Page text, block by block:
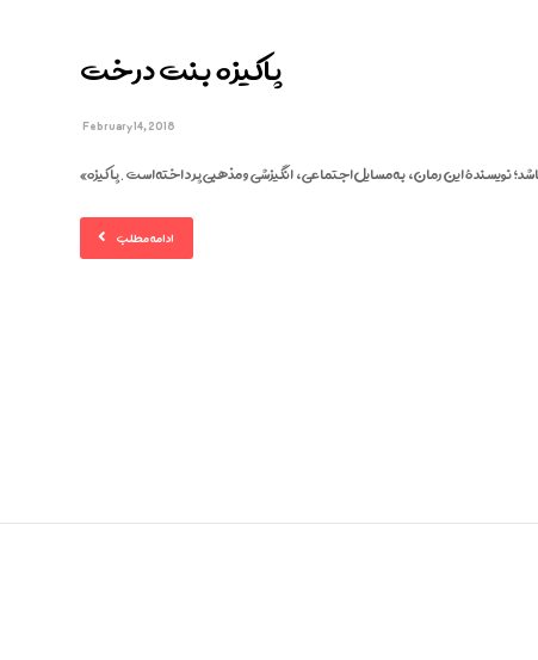
پاکیزه بنت درخت
February 14, 2018
ادامه مطلب